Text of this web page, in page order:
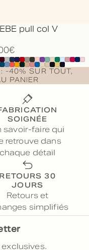
pull col V
-40% SUR TOUT,
PANIER
SOIGNÉE
savoir-faire qui
retrouve dans
chaque détail
RETOURS 30
JOURS
Retours et
simplifiés